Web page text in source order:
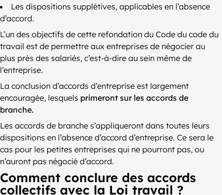
Les dispositions supplétives, applicables en l’absence
d’accord.
L’un des objectifs de cette refondation du Code du code du
travail est de permettre aux entreprises de négocier au
plus près des salariés, c’est-à-dire au sein même de
l’entreprise.
La conclusion d’accords d’entreprise est largement
encouragée, lesquels primeront sur les accords de
branche.
Les accords de branche s’appliqueront dans toutes leurs
dispositions en l’absence d’accord d’entreprise. Ce sera le
cas pour les petites entreprises qui ne pourront pas, ou
n’auront pas négocié d’accord.
Comment conclure des accords
collectifs avec la Loi travail ?